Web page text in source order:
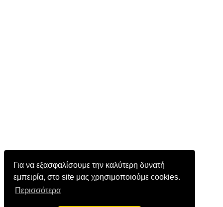
Για να εξασφαλίσουμε την καλύτερη δυνατή
εμπειρία, στο site μας χρησιμοποιούμε cookies.
Περισσότερα